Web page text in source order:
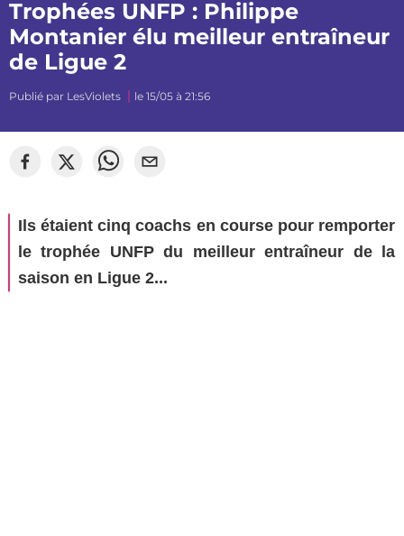
Trophées UNFP : Philippe
Montanier élu meilleur entraîneur
de Ligue 2
Publié par LesViolets le 15/05 à 21:56
Ils étaient cinq coachs en course pour remporter
le trophée UNFP du meilleur entraîneur de la
saison en Ligue 2...